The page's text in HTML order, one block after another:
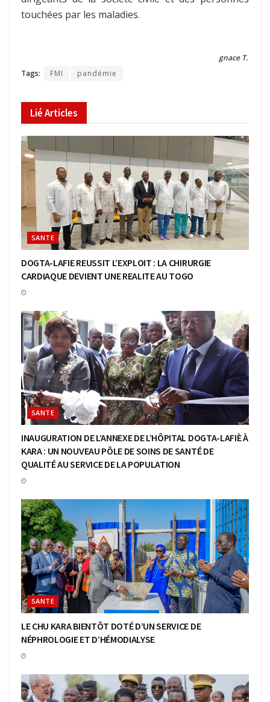
touchées par les maladies.
gnace T.
Tags:
FMI pandémie
LiéArticles
SANTE
DOGTA-LAFIE REUSSIT L’EXPLOIT : LA CHIRURGIE
CARDIAQUE DEVIENT UNE REALITE AU TOGO
SANTE
INAUGURATION DE L’ANNEXE DE L’HÔPITAL DOGTA-LAFIÈ À
KARA : UN NOUVEAU PÔLE DE SOINS DE SANTÉ DE
QUALITÉ AU SERVICE DE LA POPULATION
SANTE
LE CHU KARA BIENTÔT DOTÉ D’UN SERVICE DE
NÉPHROLOGIE ET D’HÉMODIALYSE